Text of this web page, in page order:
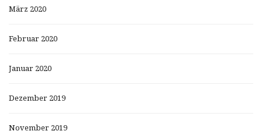
März 2020
Februar 2020
Januar 2020
Dezember 2019
November 2019